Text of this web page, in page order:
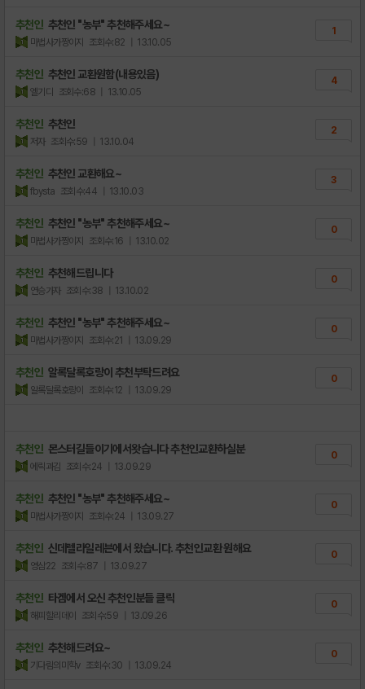
추천인 추천인 "농부" 추천해주세요~
마법사가짱이지 조회수:82 | 13.10.05
1
추천인 추천인 교환원함(내용있음)
엘기디 조회수:68 | 13.10.05
4
추천인 추천인
저자 조회수:59 | 13.10.04
2
추천인 추천인 교환해요~
fbysta 조회수:44 | 13.10.03
3
추천인 추천인 "농부" 추천해주세요~
마법사가짱이지 조회수:16 | 13.10.02
0
추천인 추천해드립니다
연승가자 조회수:38 | 13.10.02
0
추천인 추천인 "농부" 추천해주세요~
마법사가짱이지 조회수:21 | 13.09.29
0
추천인 알록달록호랑이 추천부탁드려요
알록달록호랑이 조회수:12 | 13.09.29
0
추천인 몬스터길들이기에서왓습니다 추천인교환하실분
에릭과김 조회수:24 | 13.09.29
0
추천인 추천인 "농부" 추천해주세요~
마법사가짱이지 조회수:24 | 13.09.27
0
추천인 신데렐라일레븐에서 왔습니다. 추천인교환 원해요
영삼22 조회수:87 | 13.09.27
0
추천인 타겜에서 오신 추천인분들 클릭
해피할리데이 조회수:59 | 13.09.26
0
추천인 추천해드려요~
기다림의미학v 조회수:30 | 13.09.24
0